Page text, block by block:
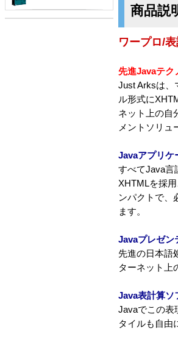
商品説
ワープロ/
先進Javaテク
Just Arksは、
ル形式に
ネット上の自
メントソリュ
Javaアプリケ
すべてJava言
XHTMLを採
ンパクトで、
ます。
Javaプレゼン
先進の日本語
ターネット上
Java表計算ソ
Javaでこの表
タイルも自由